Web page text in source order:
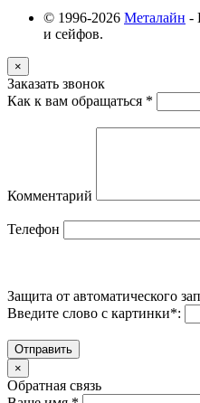
© 1996-2026 Металайн -
и сейфов.
×
Заказать звонок
Как к вам обращаться *
Комментарий
Телефон
Защита от автоматического
Введите слово с картинки*:
Отправить
×
Обратная связь